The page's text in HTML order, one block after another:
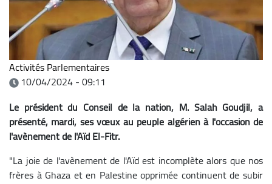
Activités Parlementaires
10/04/2024 - 09:11
Le président du Conseil de la nation, M. Salah Goudjil, a
présenté, mardi, ses vœux au peuple algérien à l'occasion de
l'avènement de l'Aïd El-Fitr.
"La joie de l'avènement de l'Aïd est incomplète alors que nos
frères à Ghaza et en Palestine opprimée continuent de subir